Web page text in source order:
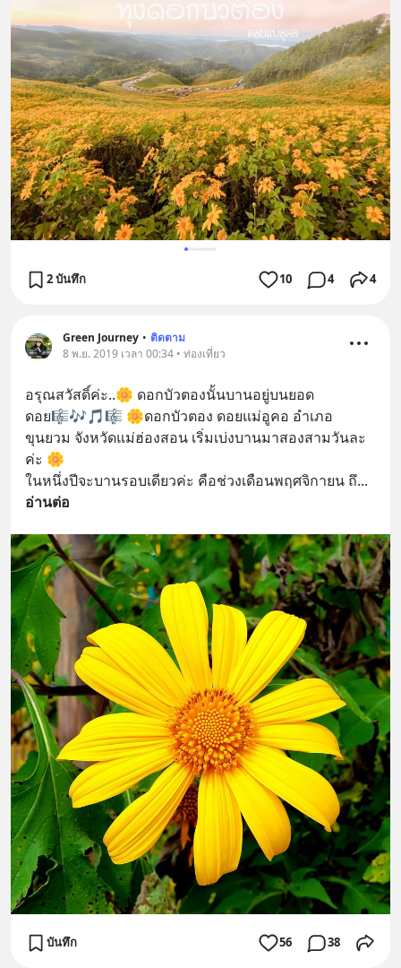
2 บันทึก 10 4 4
Green Journey • ติดตาม
8 พ.ย. 2019 เวลา 00:34 • ท่องเที่ยว
อรุณสวัสดิ์ค่ะ..🌼 ดอกบัวตองนั้นบานอยู่บนยอด
ดอย🎼🎶🎵🎼 🌼ดอกบัวตอง ดอยแม่อูคอ อำเภอ
ขุนยวม จังหวัดแม่ฮ่องสอน เริ่มเบ่งบานมาสองสามวันละ
ค่ะ 🌼
ในหนึ่งปีจะบานรอบเดียวค่ะ คือช่วงเดือนพฤศจิกายน ถึ
อ่านต่อ
บันทึก 56 38